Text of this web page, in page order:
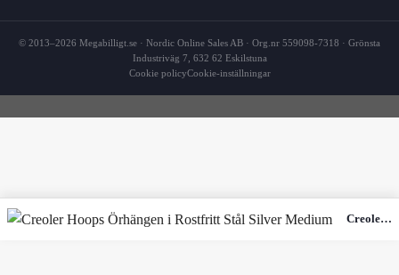
© 2013–2026 Megabilligt.se · Nordic Online Sales AB · Org.nr 559098-7318 · Grönsta
Industriväg 7, 632 62 Eskilstuna
Cookie policyCookie-inställningar
Creoler Hoops Örhängen i Rostfritt Stål Silver Medium